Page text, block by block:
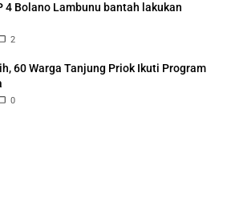
4 Bolano Lambunu bantah lakukan
2
60 Warga Tanjung Priok Ikuti Program
0